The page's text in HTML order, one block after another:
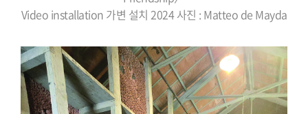
Video installation 가변 설치 2024 사진 : Matteo de Mayda